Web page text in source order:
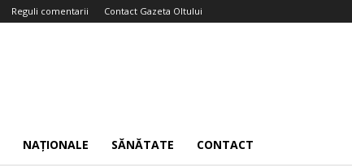
Reguli comentarii Contact Gazeta Oltului
NAȚIONALE SĂNĂTATE CONTACT